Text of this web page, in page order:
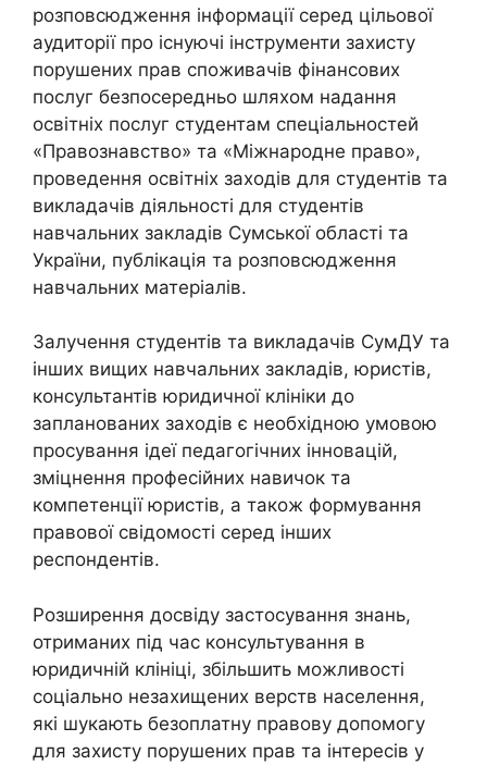
розповсюдження інформації серед цільової
аудиторії про існуючі інструменти захисту
порушених прав споживачів фінансових
послуг безпосередньо шляхом надання
освітніх послуг студентам спеціальностей
«Правознавство» та «Міжнародне право»,
проведення освітніх заходів для студентів та
викладачів діяльності для студентів
навчальних закладів Сумської області та
України, публікація та розповсюдження
навчальних матеріалів.
Залучення студентів та викладачів СумДУ та
інших вищих навчальних закладів, юристів,
консультантів юридичної клініки до
запланованих заходів є необхідною умовою
просування ідеї педагогічних інновацій,
зміцнення професійних навичок та
компетенції юристів, а також формування
правової свідомості серед інших
респондентів.
Розширення досвіду застосування знань,
отриманих під час консультування в
юридичній клініці, збільшить можливості
соціально незахищених верств населення,
які шукають безоплатну правову допомогу
для захисту порушених прав та інтересів у